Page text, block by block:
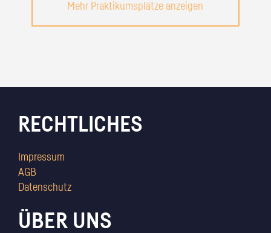
Mehr Praktikumsplätze anzeigen
RECHTLICHES
Impressum
AGB
Datenschutz
ÜBER UNS